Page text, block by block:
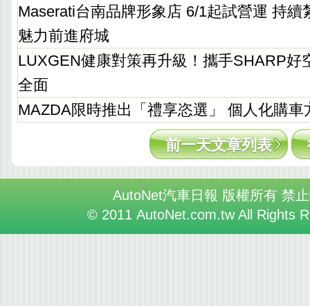
Maserati台南品牌形象店 6/1起試營運 持續
魅力前進府城
LUXGEN健康對策再升級！攜手SHARP好
全面
MAZDA限時推出「禮享恣選」 個人化購車
前一天文章列表
AutoNet汽車日報 版權所有 禁
© 2011 AutoNet.com.tw All Rights